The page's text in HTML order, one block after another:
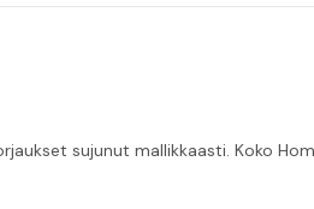
“Tuotteiden laadun ja